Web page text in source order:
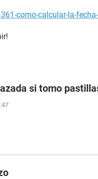
como-calcular-la-
si tomo